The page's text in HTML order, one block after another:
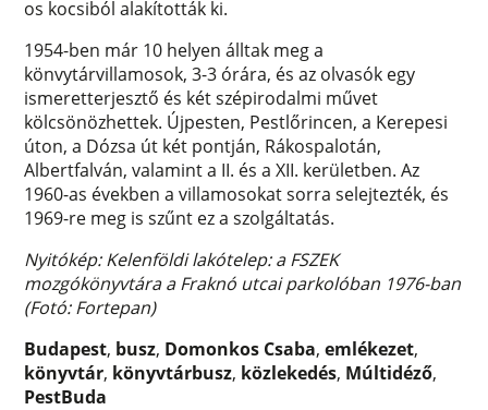
os kocsiból alakították ki.
1954-ben már 10 helyen álltak meg a
könvytárvillamosok, 3-3 órára, és az olvasók egy
ismeretterjesztő és két szépirodalmi művet
kölcsönözhettek. Újpesten, Pestlőrincen, a Kerepesi
úton, a Dózsa út két pontján, Rákospalotán,
Albertfalván, valamint a II. és a XII. kerületben. Az
1960-as években a villamosokat sorra selejtezték, és
1969-re meg is szűnt ez a szolgáltatás.
Nyitókép: Kelenföldi lakótelep: a FSZEK
mozgókönyvtára a Fraknó utcai parkolóban 1976-ban
(Fotó: Fortepan)
Budapest, busz, Domonkos Csaba,emlékezet,
könyvtár, könyvtárbusz, közlekedés, Múltidéző,
PestBuda